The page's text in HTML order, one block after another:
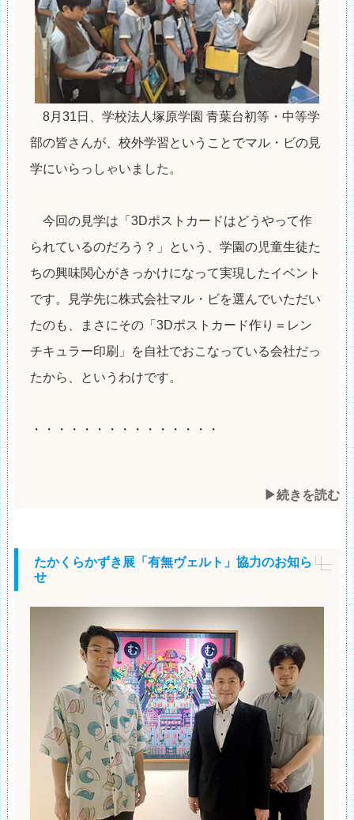
8月31日、学校法人塚原学園 青葉台初等・中等学
部の皆さんが、校外学習ということでマル・ビの見
学にいらっしゃいました。
今回の見学は「3Dポストカードはどうやって作
られているのだろう？」という、学園の児童生徒た
ちの興味関心がきっかけになって実現したイベント
です。見学先に株式会社マル・ビを選んでいただい
たのも、まさにその「3Dポストカード作り＝レン
チキュラー印刷」を自社でおこなっている会社だっ
たから、というわけです。
・・・・・・・・・・・・・・・
▶︎続きを読む
たかくらかずき展「有無ヴェルト」協力のお知ら
せ